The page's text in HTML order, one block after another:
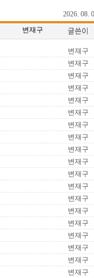
2026. 08.
변재구
변재구
변재구
변재구
변재구
변재구
변재구
변재구
변재구
변재구
변재구
변재구
변재구
변재구
변재구
변재구
변재구
변재구
변재구
변재구